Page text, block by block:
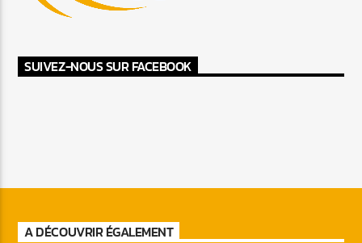
SUIVEZ-NOUS SUR FACEBOOK
A DÉCOUVRIR ÉGALEMENT